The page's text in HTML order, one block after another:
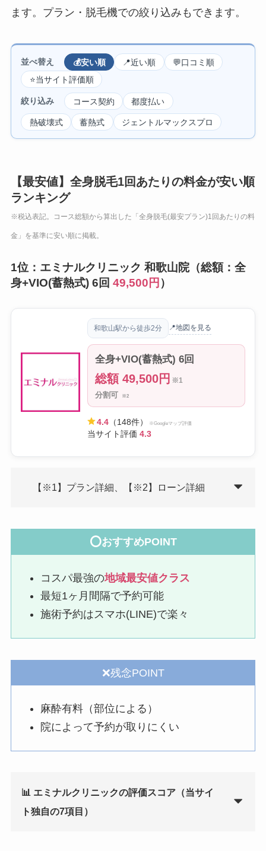
ます。プラン・脱毛機での絞り込みもできます。
並べ替え 💰安い順 📍近い順
💬口コミ順
⭐当サイト評価順
絞り込み コース契約 都度払い
熱破壊式 蓄熱式 ジェントルマックスプロ
【最安値】全身脱毛1回あたりの料金が安い順
ランキング
※税込表記。コース総額から算出した「全身脱毛(最安プラン)1回あたりの料
金」を基準に安い順に掲載。
1位：エミナルクリニック 和歌山院（総額：全
身+VIO(蓄熱式) 6回 49,500円 ）
和歌山駅から徒歩2分 📍地図を見る
全身+VIO(蓄熱式) 6回
総額 49,500円 ※1
分割可 ※2
4.4（148件） ※Googleマップ評価
当サイト評価 4.3
【※1】プラン詳細、【※2】ローン詳細
⭕おすすめPOINT
コスパ最強の地域最安値クラス
最短1ヶ月間隔で予約可能
施術予約はスマホ(LINE)で楽々
❌残念POINT
麻酔有料（部位による）
院によって予約が取りにくい
📊 エミナルクリニックの評価スコア（当サイ
ト独自の7項目）